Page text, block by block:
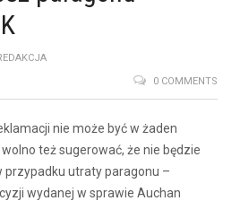
0 COMMENTS
nie może być w żaden
też sugerować, że nie będzie
przypadku utraty paragonu –
wydanej w sprawie Auchan